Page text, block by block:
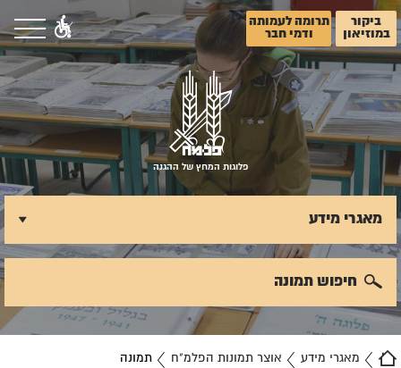
ביקור
במוזיאון
תרומה לעמותה
ודמי חבר
פלוגות המחץ של ההגנה
מאגרי מידע אוצר תמונות הפלמ"ח תמונה
מאגרי מידע
חיפוש תמונה